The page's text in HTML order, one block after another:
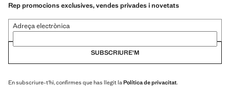
Rep promocions exclusives, vendes privades i novetats
Adreça electrònica
SUBSCRIURE'M
En subscriure-t'hi, confirmes que has llegit laPolítica de privacitat.